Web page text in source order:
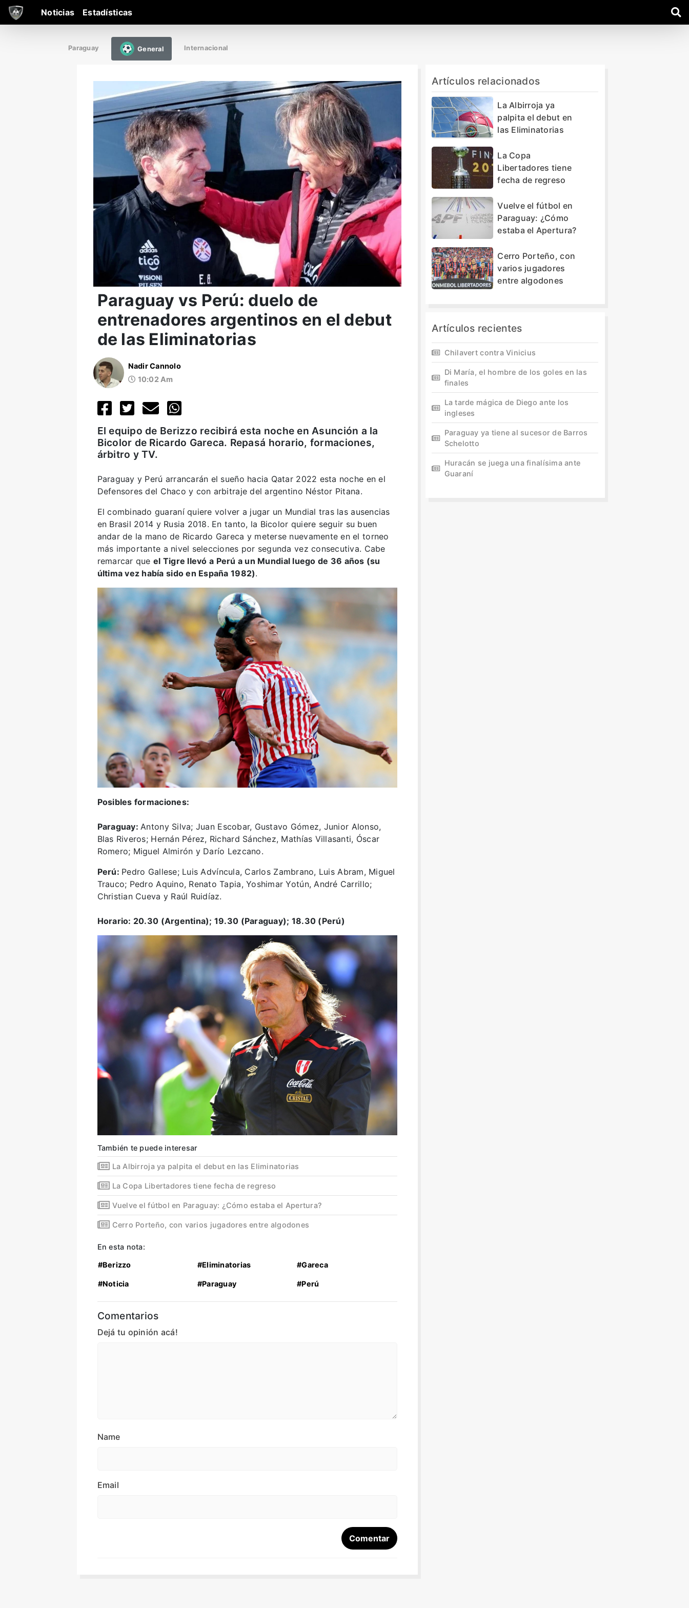
Noticias Estadísticas
Paraguay General Internacional
Paraguay vs Perú: duelo de
entrenadores argentinos en el debut
de las Eliminatorias
Nadir Cannolo
10:02 Am
El equipo de Berizzo recibirá esta noche en Asunción a la
Bicolor de Ricardo Gareca. Repasá horario, formaciones,
árbitro y TV.
Paraguay y Perú arrancarán el sueño hacia Qatar 2022 esta noche en el
Defensores del Chaco y con arbitraje del argentino Néstor Pitana.
El combinado guaraní quiere volver a jugar un Mundial tras las ausencias
en Brasil 2014 y Rusia 2018. En tanto, la Bicolor quiere seguir su buen
andar de la mano de Ricardo Gareca y meterse nuevamente en el torneo
más importante a nivel selecciones por segunda vez consecutiva. Cabe
remarcar que el Tigre llevó a Perú a un Mundial luego de 36 años (su
última vez había sido en España 1982).
Posibles formaciones:
Paraguay: Antony Silva; Juan Escobar, Gustavo Gómez, Junior Alonso,
Blas Riveros; Hernán Pérez, Richard Sánchez, Mathías Villasanti, Óscar
Romero; Miguel Almirón y Darío Lezcano.
Perú: Pedro Gallese; Luis Advíncula, Carlos Zambrano, Luis Abram, Miguel
Trauco; Pedro Aquino, Renato Tapia, Yoshimar Yotún, André Carrillo;
Christian Cueva y Raúl Ruidíaz.
Horario: 20.30 (Argentina); 19.30 (Paraguay); 18.30 (Perú)
También te puede interesar
La Albirroja ya palpita el debut en las Eliminatorias
La Copa Libertadores tiene fecha de regreso
Vuelve el fútbol en Paraguay: ¿Cómo estaba el Apertura?
Cerro Porteño, con varios jugadores entre algodones
En esta nota:
#Berizzo #Eliminatorias #Gareca
#Noticia #Paraguay #Perú
Comentarios
Dejá tu opinión acá!
Name
Email
Artículos relacionados
La Albirroja ya
palpita el debut en
las Eliminatorias
La Copa
Libertadores tiene
fecha de regreso
Vuelve el fútbol en
Paraguay: ¿Cómo
estaba el Apertura?
Cerro Porteño, con
varios jugadores
entre algodones
Artículos recientes
Chilavert contra Vinicius
Di María, el hombre de los goles en las
finales
La tarde mágica de Diego ante los
ingleses
Paraguay ya tiene al sucesor de Barros
Schelotto
Huracán se juega una finalísima ante
Guaraní